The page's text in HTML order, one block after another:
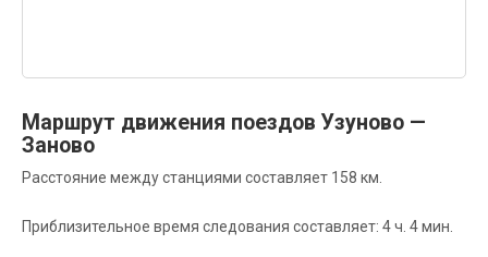
Маршрут движения поездов Узуново —
Заново
Расстояние между станциями составляет 158 км.
Приблизительное время следования составляет: 4 ч. 4 мин.